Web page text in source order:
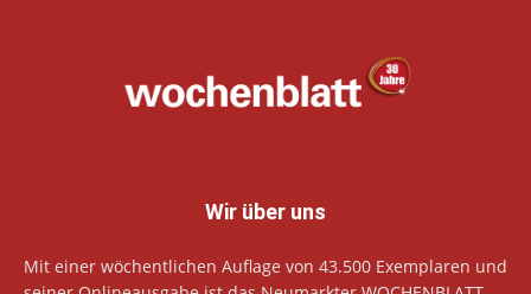
Wir über uns
Mit einer wöchentlichen Auflage von 43.500 Exemplaren und